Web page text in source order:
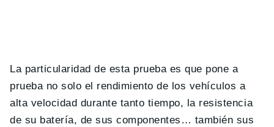
La particularidad de esta prueba es que pone a
prueba no solo el rendimiento de los vehículos a
alta velocidad durante tanto tiempo, la resistencia
de su batería, de sus componentes… también sus